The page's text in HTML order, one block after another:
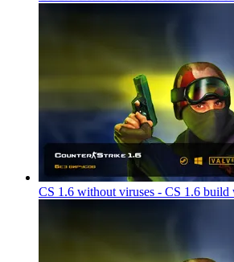
CS 1.6 without viruses - CS 1.6 build